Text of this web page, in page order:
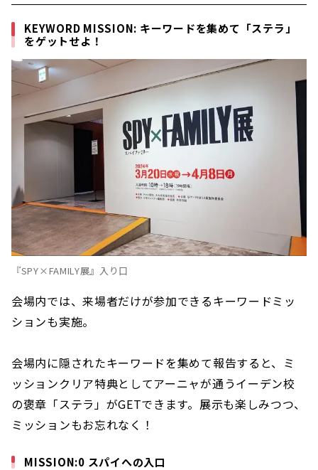
展覧会概要
KEYWORD MISSION: キーワードを集めて「ステラ」
をゲットせよ！
『SPY×FAMILY展』入り口
会場内では、来場者だけが参加できるキーワードミッ
ションも実施。
会場内に隠されたキーワードを集めて報告すると、ミ
ッションクリア特典としてアーニャが通うイーデン校
の褒章「ステラ」がGETできます。展示も楽しみつつ、
ミッションもお忘れなく！
MISSION:0 スパイへの入口